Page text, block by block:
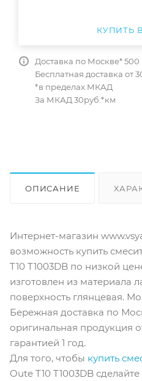
КУПИТЬ
Доставка по Москве* 500
Бесплатная доставка от
*в пределах МКАД
За МКАД 30руб.*км
ОПИСАНИЕ
Интернет-магазин
возможность купить
T10 T1003DB по низкой
изготовлен из материала
поверхность глянцевая.
Бережная доставка по
оригинальная продукция
гарантией 1 год.
Для того, чтобы купить
Oute T10 T1003DB